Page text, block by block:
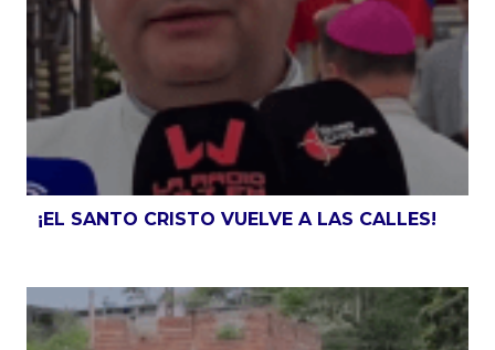
¡EL SANTO CRISTO VUELVE A LAS CALLES!